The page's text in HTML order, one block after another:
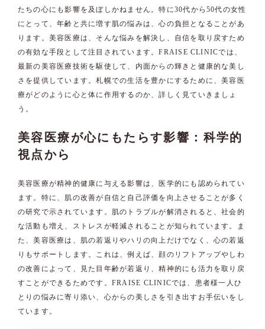
たちの心にも影響を及ぼしかねません。特に30代から50代の女性
にとって、年齢と共に増す肌の悩みは、心の負担となることがあ
ります。美容医療は、そんな悩みを解決し、自信を取り戻すため
の有効な手段として注目されています。FRAISE CLINICでは、
最新の美容医療技術を駆使して、内面からの輝きと健康的な美し
さを提供しています。札幌での生活を豊かにするために、美容医
療がどのように心と体に作用するのか、詳しく見ていきましょ
う。
美容医療が心にもたらす影響：科学的
視点から
美容医療が精神的健康に与える影響は、医学的にも認められてい
ます。特に、肌の改善が自信と自己評価を向上させることが多く
の研究で示されています。肌のトラブルが解消されると、社会的
な活動も増え、ストレスが軽減されることが知られています。ま
た、美容医療は、肌の若返りやハリの向上だけでなく、心の若返
りもサポートします。これは、例えば、顔のリフトアップやしわ
の改善によって、見た目年齢が若返り、精神的にも活力を取り戻
すことができるためです。FRAISE CLINICでは、患者様一人ひ
とりの悩みに寄り添い、心からの美しさを引き出すお手伝いをし
ています。